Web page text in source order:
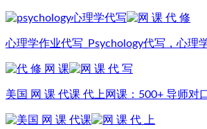
心理学作业代写_Psychology代写，心理
美国 网 课 代课 代上网课：500+ 导师对